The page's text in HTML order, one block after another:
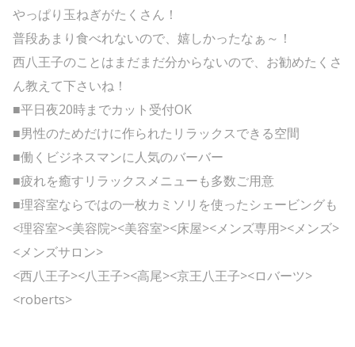
やっぱり玉ねぎがたくさん！
普段あまり食べれないので、嬉しかったなぁ～！
西八王子のことはまだまだ分からないので、お勧めたくさ
ん教えて下さいね！
■平日夜20時までカット受付OK
■男性のためだけに作られたリラックスできる空間
■働くビジネスマンに人気のバーバー
■疲れを癒すリラックスメニューも多数ご用意
■理容室ならではの一枚カミソリを使ったシェービングも
<理容室><美容院><美容室><床屋><メンズ専用><メンズ>
<メンズサロン>
<西八王子><八王子><高尾><京王八王子><ロバーツ>
<roberts>